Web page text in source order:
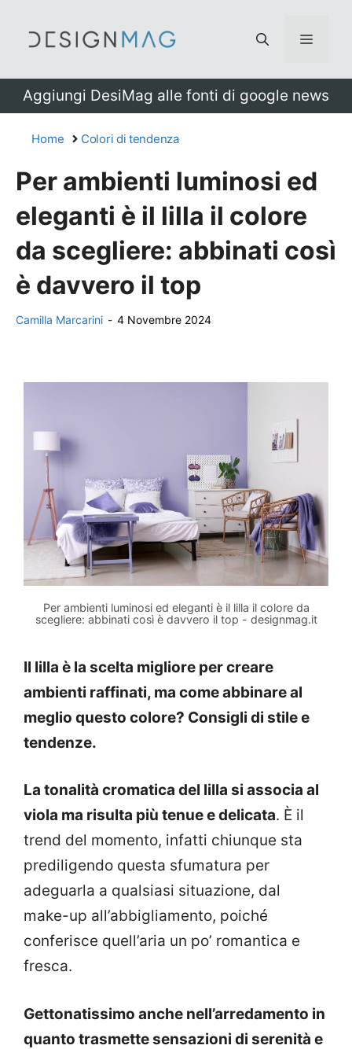
Menu
Aggiungi DesiMag alle fonti di google news
Home Colori di tendenza
Per ambienti luminosi ed
eleganti è il lilla il colore
da scegliere: abbinati così
è davvero il top
Camilla Marcarini - 4 Novembre 2024
Per ambienti luminosi ed eleganti è il lilla il colore da
scegliere: abbinati così è davvero il top - designmag.it
Il lilla è la scelta migliore per creare
ambienti raffinati, ma come abbinare al
meglio questo colore? Consigli di stile e
tendenze.
La tonalità cromatica del lilla si associa al
viola ma risulta più tenue e delicata. È il
trend del momento, infatti chiunque sta
prediligendo questa sfumatura per
adeguarla a qualsiasi situazione, dal
make-up all’abbigliamento, poiché
conferisce quell’aria un po’ romantica e
fresca.
Gettonatissimo anche nell’arredamento in
quanto trasmette sensazioni di serenità e